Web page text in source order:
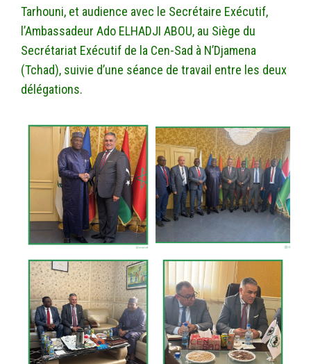
Tarhouni, et audience avec le Secrétaire Exécutif,
l’Ambassadeur Ado ELHADJI ABOU, au Siège du
Secrétariat Exécutif de la Cen-Sad à N’Djamena
(Tchad), suivie d’une séance de travail entre les deux
délégations.